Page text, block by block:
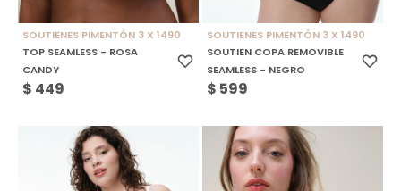
SOUTIENES PIMENTÓN 3 X 1490
TOP SEAMLESS - ROSA
CANDY
$ 449
SOUTIENES PIMENTÓN 3 X 1490
SOUTIEN COPA REMOVIBLE
SEAMLESS - NEGRO
$ 599